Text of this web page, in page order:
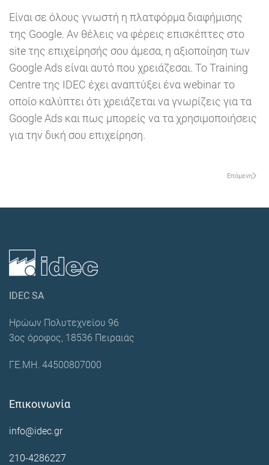
Είναι σε όλους γνωστή η πλατφόρμα διαφήμισης
της Google. Αν θέλεις να φέρεις επισκέπτες στο
site της επιχείρησής σου άμεσα, η αξιοποίηση των
Google Ads είναι αυτό που χρειάζεσαι. Το Training
Centre της IDEC έχει αναπτύξει ένα webinar το
οποίο καλύπτει ότι χρειάζεται να γνωρίζεις για τα
Google Ads και πως μπορείς να τα χρησιμοποιήσεις
για την δική σου επιχείρηση.
Επόμενη
IDEC SA
Ηρώων Πολυτεχνείου 96
3ος όροφος, 18536 Πειραιάς
ΓΕ.ΜΗ. 44500807000
Επικοινωνία
info@idec.gr
210-4286227